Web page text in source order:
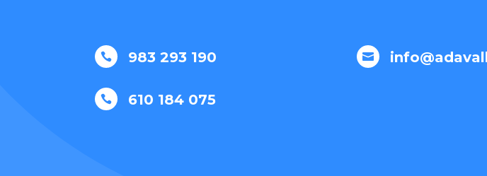
 983 293 190
 610 184 075
